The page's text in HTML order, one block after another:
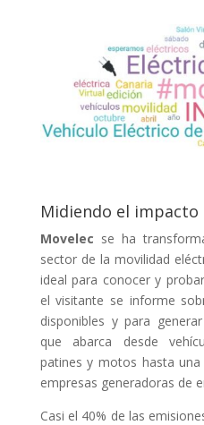
Midiendo el impacto
Movelec se ha
sector de la movilidad
ideal para conocer y
el visitante se informe
disponibles y para
que abarca desde
patines y motos hasta
empresas generadoras de
Casi el 40% de las